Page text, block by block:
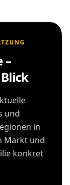
–
und
in
Markt und
konkret